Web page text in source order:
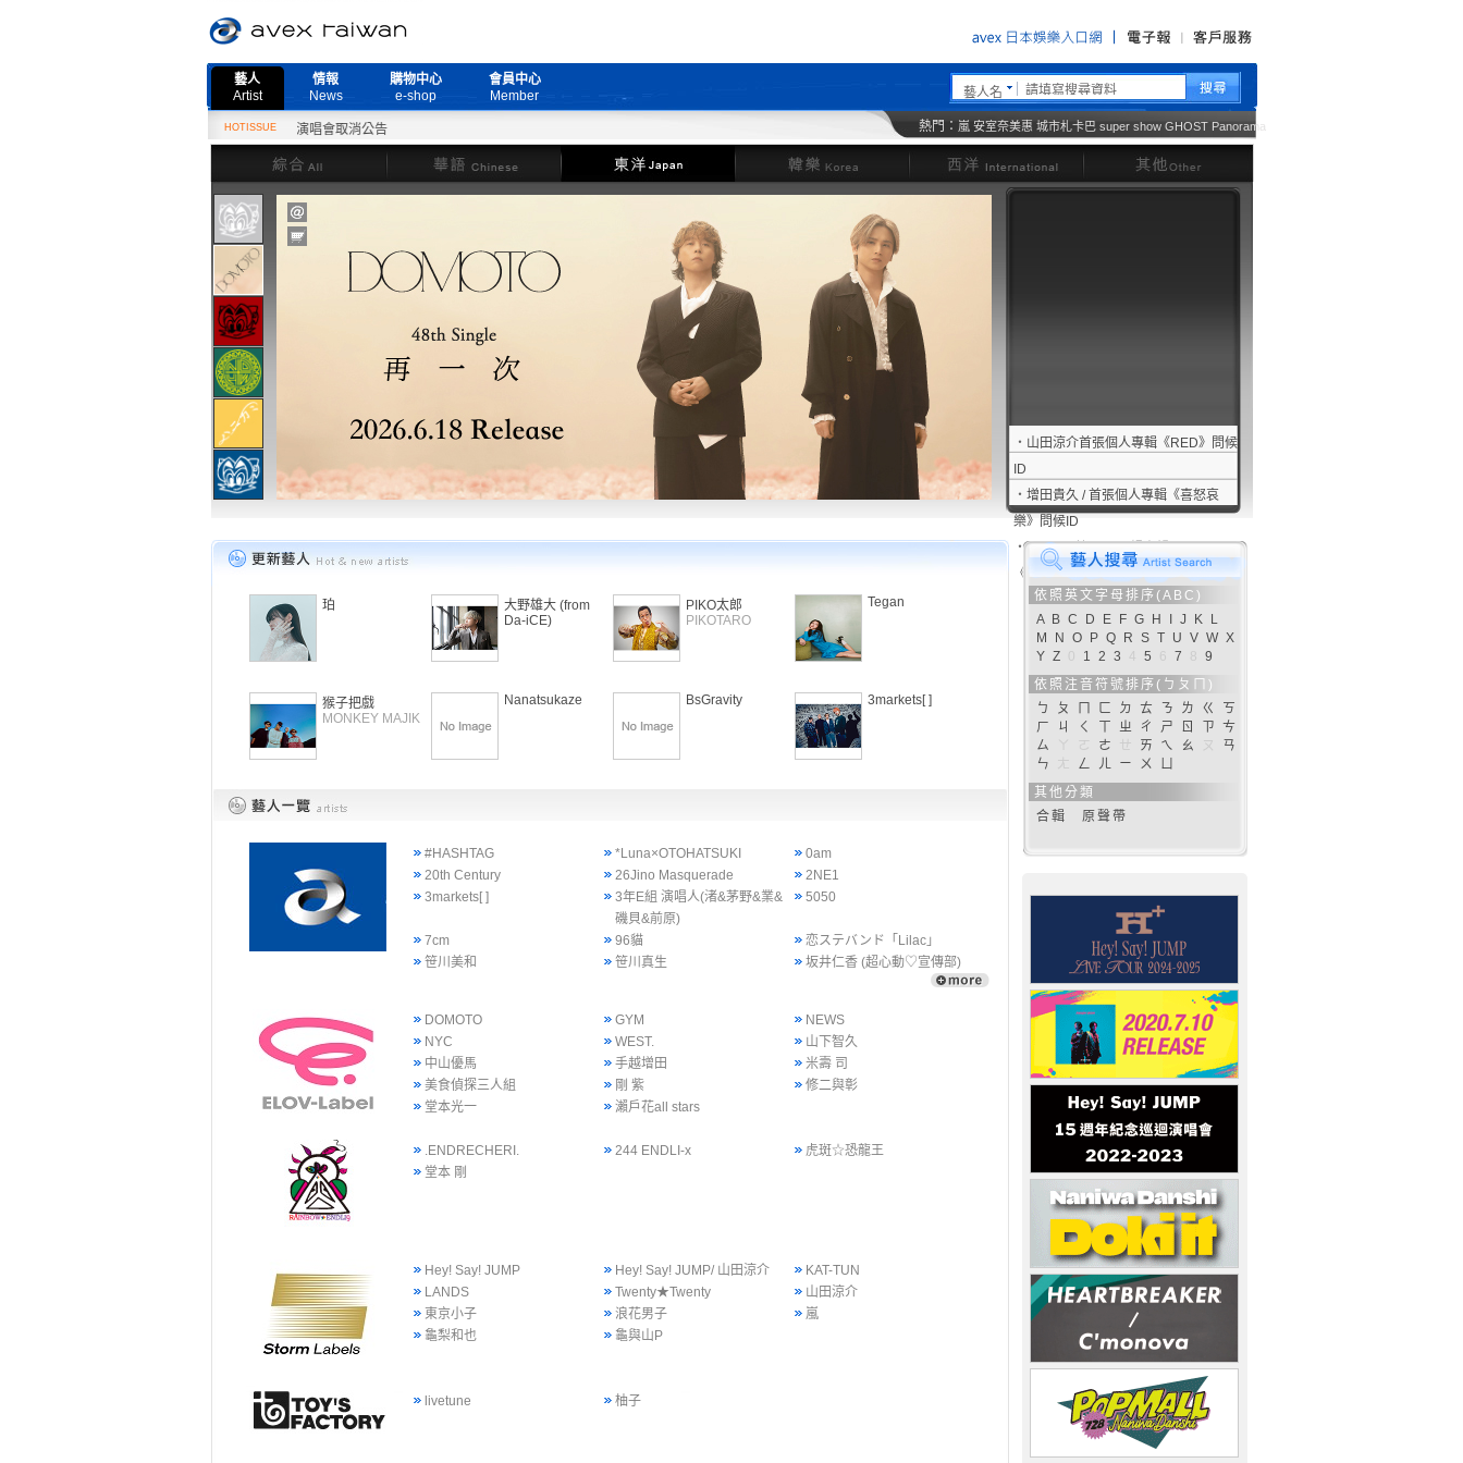
藝人
Artist
情報
News
購物中心
e-shop
會員中心
Member
藝人名
HOTISSUE
2月27日『Need More Live』演唱會取消公告 熱門： 嵐 安室奈美惠 城市札卡巴 super show GHOST Panorama
綜合 華語 東洋 韓樂 其他
‧ 山田涼介首張個人專輯《RED》問候
ID
‧ 增田貴久 / 首張個人專輯《喜怒哀
樂》問候ID
‧NEWS / 第14張正規專輯
《JAPANEWS》問候ID
珀
大野雄大 (from
Da-iCE)
PIKO太郎
PIKOTARO
Tegan
猴子把戲
MONKEY MAJIK
Nanatsukaze BsGravity 3markets[ ]
#HASHTAG *Luna×OTOHATSUKI
0am
20th Century
26Jino Masquerade
2NE1
3markets[ ]
3年E組 演唱人(渚&茅野&業&
磯貝&前原)
5050
7cm 96貓
恋ステバンド「Lilac」
笹川美和
笹川真生 坂井仁香 (超心動♡宣傳部)
DOMOTO GYM
NEWS
NYC
WEST.
山下智久
中山優馬
手越增田
米壽 司
美食偵探三人組
剛 紫
修二與彰
堂本光一
瀨戶花all stars
.ENDRECHERI. 244 ENDLI-x
虎斑☆恐龍王
堂本 剛
Hey! Say! JUMP Hey! Say! JUMP/ 山田涼介
KAT-TUN
LANDS
Twenty★Twenty
山田涼介
東京小子
浪花男子
嵐
龜梨和也
龜與山P
livetune 柚子
依照英文字母排序(ABC)
A B C D E F G H J K
L
M
N O P Q R S T U V W X
Y Z 1 2 3 5 6 7 8
9
依照注音符號排序(ㄅㄆㄇ)
ㄅ
ㄆ ㄈ ㄉ ㄊ ㄋ ㄌ ㄍ
ㄎ
ㄏ
ㄐ ㄑ ㄓ ㄔ ㄕ ㄖ ㄗ ㄘ
ㄙ
ㄛ ㄜ ㄝ ㄞ ㄟ ㄠ ㄡ
ㄢ
ㄣ
ㄤ ㄥ ㄦ ㄧ ㄨ
ㄩ
其他分類
合輯
原聲帶